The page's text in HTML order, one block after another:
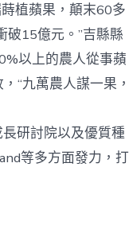
植蘋果，顛末60多
15億元。”吉縣縣
以上的農人從事蘋
“九萬農人謀一果，
研討院以及優質種
等多方面發力，打